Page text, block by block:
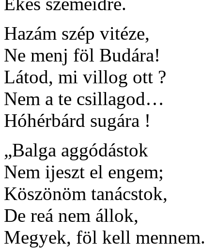
Hazám szép vitéze,
Ne menj föl Budára!
Látod, mi villog ott ?
Nem a te csillagod…
Hóhérbárd sugára !
„Balga aggódástok
Nem ijeszt el engem;
Köszönöm tanácstok,
De reá nem állok,
Megyek, föl kell mennem.